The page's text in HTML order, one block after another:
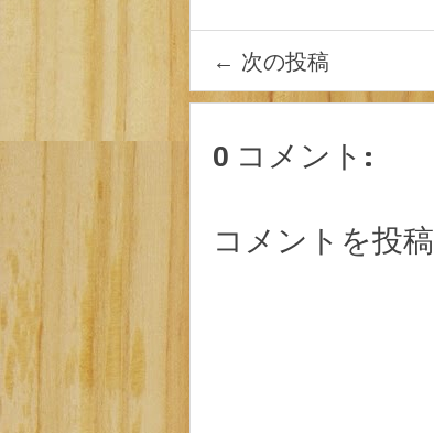
← 次の投稿
0 コメント:
コメントを投稿